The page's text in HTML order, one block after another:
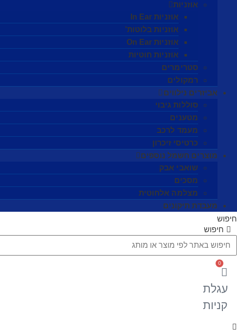
אוזניות
אוזניות In Ear
אוזניות בלוטות'
אוזניות On Ear
אוזניות חוטיות
סטרימרים
רמקולים
אביזרים נילווים
סוללות גיבוי
מטענים
מעמד לרכב
כרטיסי זיכרון
מוצרים חשמל נוספים
שואבי אבק
מסכים
מצלמה אלחוטית
מעבדת תיקונים
חיפוש
חיפוש
0
עגלת
קניות
Search